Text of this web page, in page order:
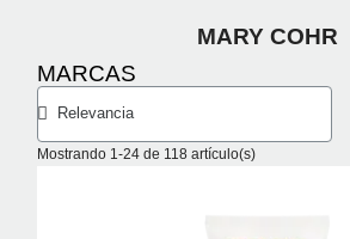
MARY COHR
MARCAS
Mostrando 1-24 de 118 artículo(s)